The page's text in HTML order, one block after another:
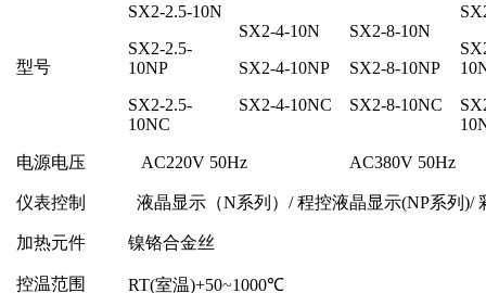
型号
SX2-2.5-10N
SX2-2.5-
10NP
SX2-2.5-
10NC
SX2-4-10N
SX2-4-10NP
SX2-4-10NC
SX2-8-10N
SX2-8-10NP
SX2-8-10NC
电源电压 AC220V 50Hz AC380V 50Hz
仪表控制 液晶显示（N系列）/ 程控液晶显示(NP系列)/
加热元件 镍铬合金丝
控温范围 RT(室温)+50~1000℃